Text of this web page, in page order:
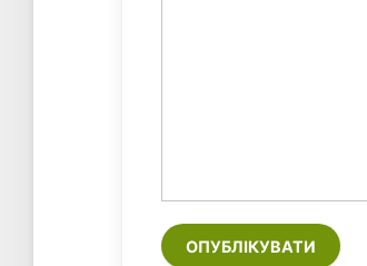
ОПУБЛІКУВАТИ